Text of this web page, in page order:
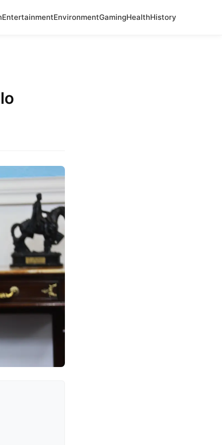
EntertainmentEnvironmentGamingHealthHistory